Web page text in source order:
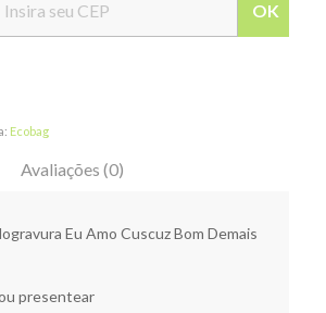
OK
Ecobag
Avaliações (0)
Eu Amo Cuscuz Bom Demais
presentear